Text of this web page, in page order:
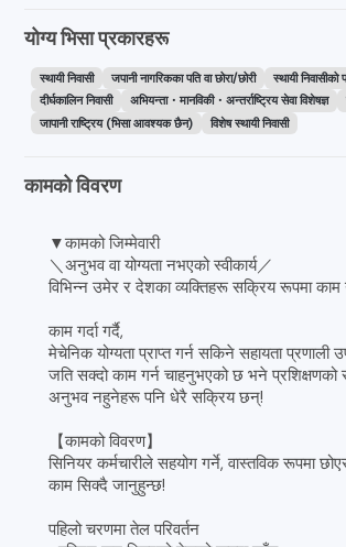
योग्य भिसा प्रकारहरू
स्थायी निवासी जपानी नागरिकका पति वा छोरा/छोरी
स्थायी निवासीको
दीर्घकालिन निवासी
अभियन्ता・मानविकी・अन्तर्राष्ट्रिय सेवा विशेषज्ञ
जापानी राष्ट्रिय (भिसा आवश्यक छैन)
विशेष स्थायी निवासी
कामको विवरण
▼कामको जिम्मेवारी
＼अनुभव वा योग्यता नभएको स्वीकार्य／
विभिन्न उमेर र देशका व्यक्तिहरू सक्रिय रूपमा
काम गर्दा गर्दै,
मेचेनिक योग्यता प्राप्त गर्न सकिने सहायता
जति सक्दो काम गर्न चाहनुभएको छ भने प्रशिक्षणको
अनुभव नहुनेहरू पनि धेरै सक्रिय छन्!
【कामको विवरण】
सिनियर कर्मचारीले सहयोग गर्ने, वास्तविक रूपमा
काम सिक्दै जानुहुन्छ!
पहिलो चरणमा तेल परिवर्तन